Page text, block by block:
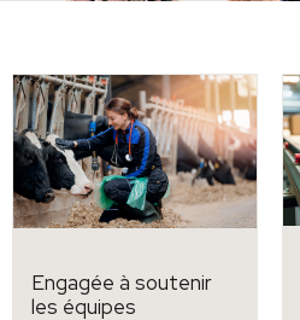
Engagée à soutenir
les équipes